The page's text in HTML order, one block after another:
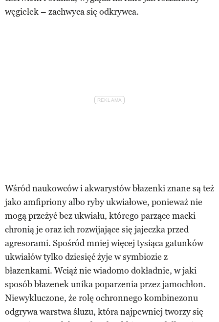
węgielek – zachwyca się odkrywca.
Wśród naukowców i akwarystów błazenki znane są też
jako amfipriony albo ryby ukwiałowe, ponieważ nie
mogą przeżyć bez ukwiału, którego parzące macki
chronią je oraz ich rozwijające się jajeczka przed
agresorami. Spośród mniej więcej tysiąca gatunków
ukwiałów tylko dziesięć żyje w symbiozie z
błazenkami. Wciąż nie wiadomo dokładnie, w jaki
sposób błazenek unika poparzenia przez jamochłon.
Niewykluczone, że rolę ochronnego kombinezonu
odgrywa warstwa śluzu, która najpewniej tworzy się